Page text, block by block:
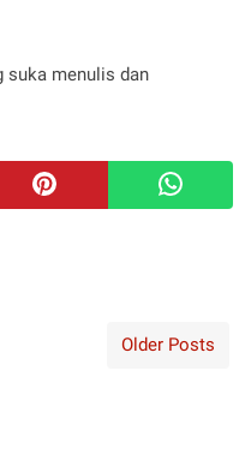
suka menulis dan
Older Posts